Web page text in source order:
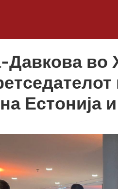
во
Естонија